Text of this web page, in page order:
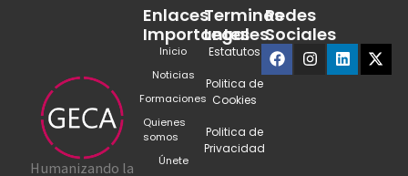
Humanizando la
Terminos
Legales
Estatutos
Politica de
Cookies
Politica de
Privacidad
Enlaces
Importantes
Inicio
Noticias
Formaciones
Quienes
somos
Únete
Redes
Sociales
Facebook
Instagram
Linkedin
X-